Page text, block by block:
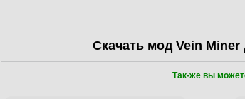
Скачать мод Vein
Так-же вы